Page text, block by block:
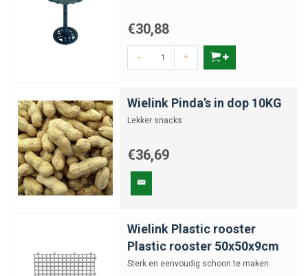
€30,88
- +
Wielink Pinda’s in dop 10KG
Lekker snacks
€36,69
Wielink Plastic rooster
Plastic rooster 50x50x9cm
Sterk en eenvoudig schoon te maken